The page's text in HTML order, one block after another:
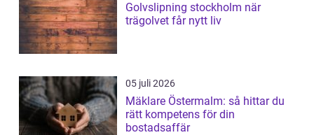
Golvslipning stockholm när
trägolvet får nytt liv
05 juli 2026
Mäklare Östermalm: så hittar du
rätt kompetens för din
bostadsaffär